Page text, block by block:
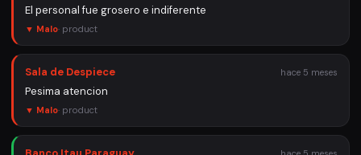
El personal fue grosero e indiferente
▼ Malo· product
Sala de Despiece hace 5 meses
Pesima atencion
▼ Malo· product